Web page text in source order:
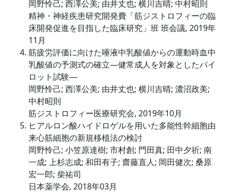
岡野怜己; 西澤公美; 由井丈也; 横川吉晴; 中村昭則
精神・神経疾患研究開発費「筋ジストロフィーの臨
床開発促進を目指した臨床研究」班 班会議, 2019年
11月
筋疲労評価に向けた唾液中乳酸値からの運動時血中
乳酸値の予測式の確立―健常成人を対象としたパイ
ロット試験―
岡野怜己; 西澤公美; 由井丈也; 横川吉晴; 濃沼政美;
中村昭則
筋ジストロフィー医療研究会, 2019年10月
ヒアルロン酸ハイドロゲルを用いた多能性幹細胞由
来心筋細胞の新規移植法の検討
岡野怜己; 小笠原達樹; 市村創; 門田真; 田中夕祈; 南
一成; 上杉志成; 和田有子; 齋藤直人; 岡田健次; 桑原
宏一郎; 柴祐司
日本薬学会, 2018年03月